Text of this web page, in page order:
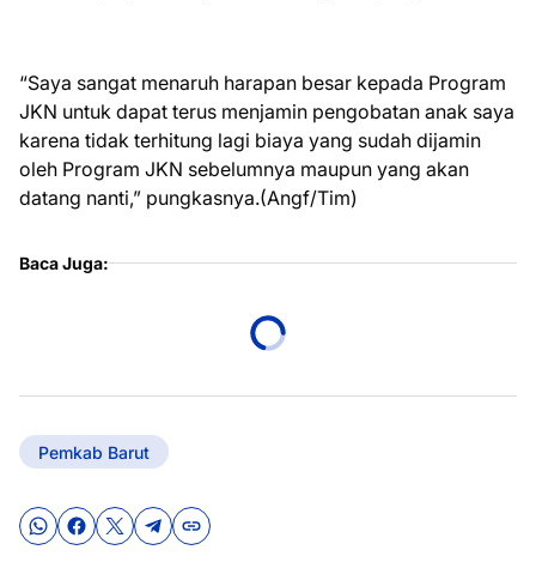
“Saya sangat menaruh harapan besar kepada Program
JKN untuk dapat terus menjamin pengobatan anak saya
karena tidak terhitung lagi biaya yang sudah dijamin
oleh Program JKN sebelumnya maupun yang akan
datang nanti,” pungkasnya.(Angf/Tim)
Baca Juga:
Pemkab Barut